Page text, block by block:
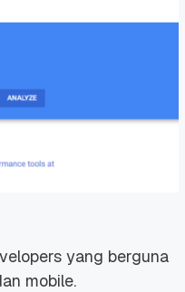
yang berguna
mobile.